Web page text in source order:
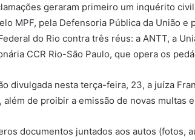
geraram primeiro um inquérito
MPF, pela Defensoria Pública da União
do Rio contra três réus: a ANTT, a
CCR Rio-São Paulo, que opera os
divulgada nesta terça-feira, 23, a juíza
além de proibir a emissão de novas multas
documentos juntados aos autos (fotos,